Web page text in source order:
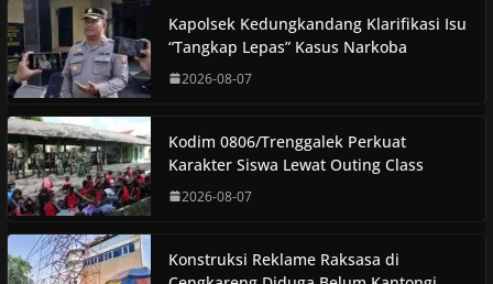
Kapolsek Kedungkandang Klarifikasi Isu
“Tangkap Lepas” Kasus Narkoba
2026-08-07
Kodim 0806/Trenggalek Perkuat
Karakter Siswa Lewat Outing Class
2026-08-07
Konstruksi Reklame Raksasa di